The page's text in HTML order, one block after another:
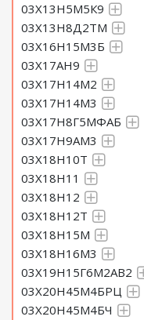
03Х13Н5М5К9
03Х13Н8Д2ТМ
03Х16Н15М3Б
03Х17АН9
03Х17Н14М2
03Х17Н14М3
03Х17Н8Г5МФАБ
03Х17Н9АМ3
03Х18Н10Т
03Х18Н11
03Х18Н12
03Х18Н12Т
03Х18Н15М
03Х18Н16М3
03Х19Н15Г6М2АВ2
03Х20Н45М4БРЦ
03Х20Н45М4БЧ